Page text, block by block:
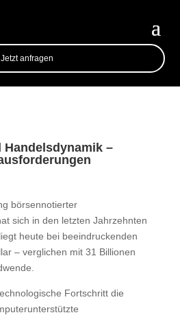
Jetzt anfragen
–
börsennotierter
sich in den letzten Jahrzehnten
heute bei beeindruckenden
– verglichen mit 31 Billionen
Fortschritt die